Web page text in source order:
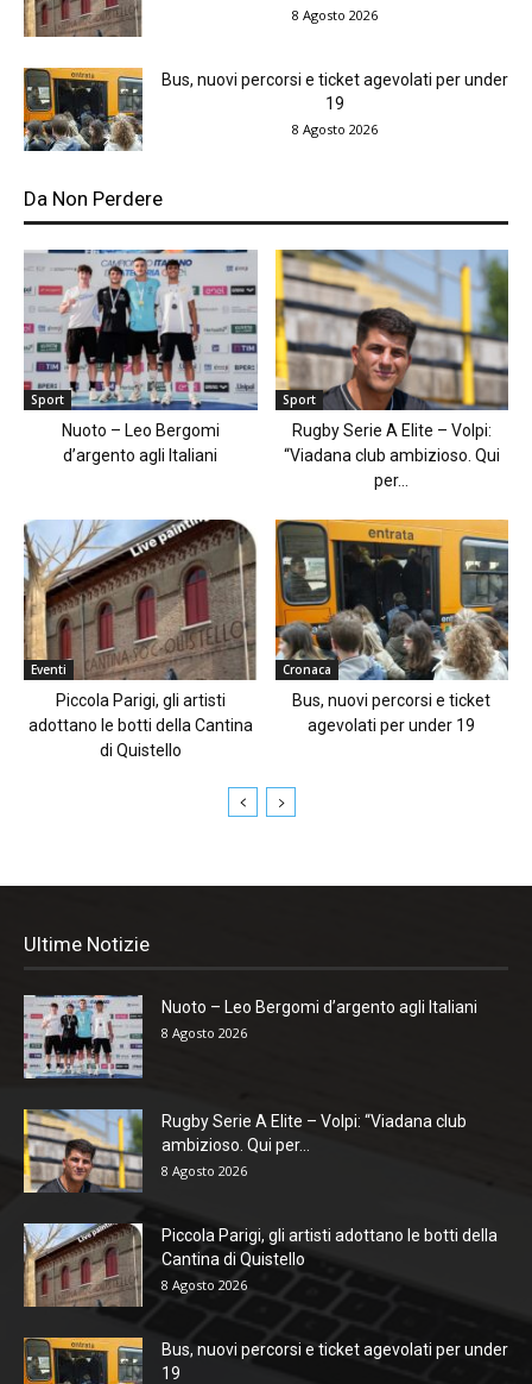
8 Agosto 2026
Bus, nuovi percorsi e ticket agevolati per under
19
8 Agosto 2026
Da Non Perdere
Sport
Nuoto – Leo Bergomi
d’argento agli Italiani
Sport
Rugby Serie A Elite – Volpi:
“Viadana club ambizioso. Qui
per...
Eventi
Piccola Parigi, gli artisti
adottano le botti della Cantina
di Quistello
Cronaca
Bus, nuovi percorsi e ticket
agevolati per under 19
Ultime Notizie
Nuoto – Leo Bergomi d’argento agli Italiani
8 Agosto 2026
Rugby Serie A Elite – Volpi: “Viadana club
ambizioso. Qui per...
8 Agosto 2026
Piccola Parigi, gli artisti adottano le botti della
Cantina di Quistello
8 Agosto 2026
Bus, nuovi percorsi e ticket agevolati per under
19